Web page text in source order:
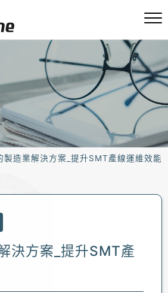
製造業解決方案_提升SMT產線運維效能
決方案_提升SMT產